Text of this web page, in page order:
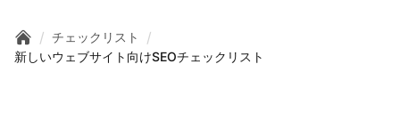
Home
/ チェックリスト /
新しいウェブサイト向けSEOチェックリスト